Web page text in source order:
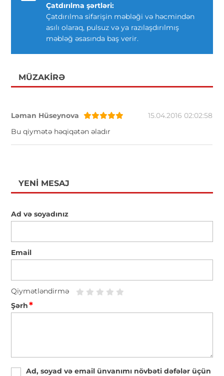
Çatdırılma şərtləri:
Çatdırılma sifarişin məbləği və həcmindən
asılı olaraq, pulsuz və ya razılaşdırılmış
məbləğ əsasında baş verir.
MÜZAKIRƏ
Ləman Hüseynova
15.04.2016 02:02:58
Bu qiymətə həqiqətən əladır
YENI MESAJ
Ad və soyadınız
Email
Qiymətləndirmə
Şərh*
Ad, soyad və email ünvanımı növbəti dəfələr üçün